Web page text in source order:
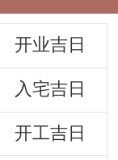
开业吉日
入宅吉日
开工吉日